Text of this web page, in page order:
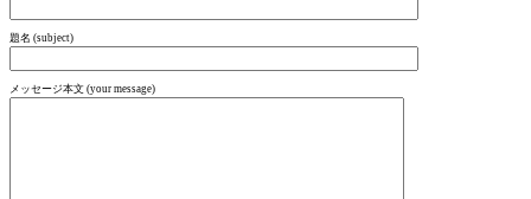
題名 (subject)
メッセージ本文 (your message)